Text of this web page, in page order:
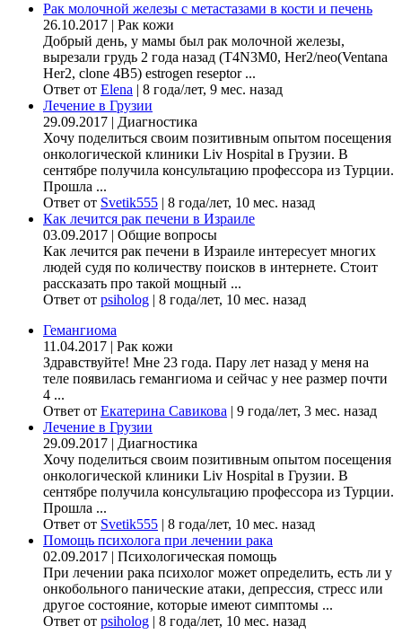
Рак молочной железы с метастазами в кости и печень
26.10.2017 | Рак кожи
Добрый день, у мамы был рак молочной железы,
вырезали грудь 2 года назад (Т4N3M0, Her2/neo(Ventana
Her2, clone 4B5) estrogen reseptor ...
Ответ от Elena | 8 года/лет, 9 мес. назад
Лечение в Грузии
29.09.2017 | Диагностика
Хочу поделиться своим позитивным опытом посещения
онкологической клиники Liv Hospital в Грузии. В
сентябре получила консультацию профессора из Турции.
Прошла ...
Ответ от Svetik555 | 8 года/лет, 10 мес. назад
Как лечится рак печени в Израиле
03.09.2017 | Общие вопросы
Как лечится рак печени в Израиле интересует многих
людей судя по количеству поисков в интернете. Стоит
рассказать про такой мощный ...
Ответ от psiholog | 8 года/лет, 10 мес. назад
Гемангиома
11.04.2017 | Рак кожи
Здравствуйте! Мне 23 года. Пару лет назад у меня на
теле появилась гемангиома и сейчас у нее размер почти
4 ...
Ответ от Екатерина Савикова | 9 года/лет, 3 мес. назад
Лечение в Грузии
29.09.2017 | Диагностика
Хочу поделиться своим позитивным опытом посещения
онкологической клиники Liv Hospital в Грузии. В
сентябре получила консультацию профессора из Турции.
Прошла ...
Ответ от Svetik555 | 8 года/лет, 10 мес. назад
Помощь психолога при лечении рака
02.09.2017 | Психологическая помощь
При лечении рака психолог может определить, есть ли у
онкобольного панические атаки, депрессия, стресс или
другое состояние, которые имеют симптомы ...
Ответ от psiholog | 8 года/лет, 10 мес. назад